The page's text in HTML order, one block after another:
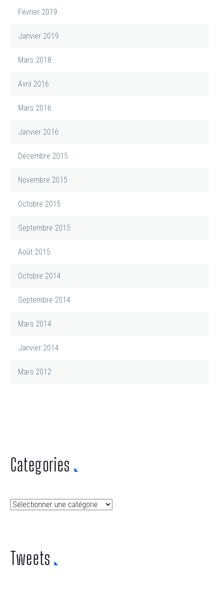
Février 2019
Janvier 2019
Mars 2018
Avril 2016
Mars 2016
Janvier 2016
Décembre 2015
Novembre 2015
Octobre 2015
Septembre 2015
Août 2015
Octobre 2014
Septembre 2014
Mars 2014
Janvier 2014
Mars 2012
Categories
Categories
Tweets